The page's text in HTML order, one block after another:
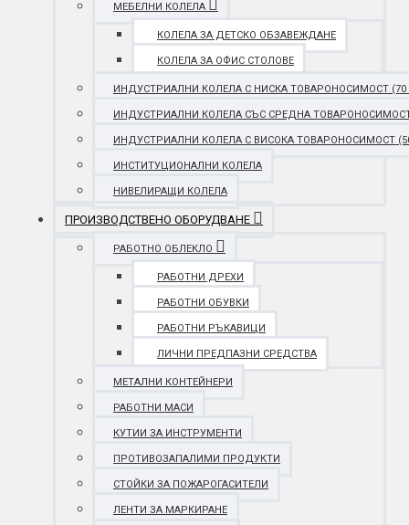
МЕБЕЛНИ КОЛЕЛА
КОЛЕЛА ЗА ДЕТСКО ОБЗАВЕЖДАНЕ
КОЛЕЛА ЗА ОФИС СТОЛОВЕ
ИНДУСТРИАЛНИ КОЛЕЛА С НИСКА ТОВАРОНОСИМОСТ (70 -
ИНДУСТРИАЛНИ КОЛЕЛА СЪС СРЕДНА ТОВАРОНОСИМОСТ
ИНДУСТРИАЛНИ КОЛЕЛА С ВИСОКА ТОВАРОНОСИМОСТ
ИНСТИТУЦИОНАЛНИ КОЛЕЛА
НИВЕЛИРАЩИ КОЛЕЛА
ПРОИЗВОДСТВЕНО ОБОРУДВАНЕ
РАБОТНО ОБЛЕКЛО
РАБОТНИ ДРЕХИ
РАБОТНИ ОБУВКИ
РАБОТНИ РЪКАВИЦИ
ЛИЧНИ ПРЕДПАЗНИ СРЕДСТВА
МЕТАЛНИ КОНТЕЙНЕРИ
РАБОТНИ МАСИ
КУТИИ ЗА ИНСТРУМЕНТИ
ПРОТИВОЗАПАЛИМИ ПРОДУКТИ
СТОЙКИ ЗА ПОЖАРОГАСИТЕЛИ
ЛЕНТИ ЗА МАРКИРАНЕ